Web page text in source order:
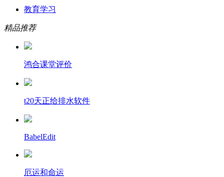
教育学习
精品推荐
鸿合课堂评价
t20天正给排水软件
BabelEdit
厄运和命运